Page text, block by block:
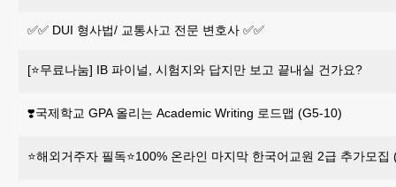
✅✅ DUI 형사법/ 교통사고 전문 변호사 ✅✅
[⭐무료나눔] IB 파이널, 시험지와 답지만 보고 끝내실 건가요?
❣️국제학교 GPA 올리는 Academic Writing 로드맵 (G5-10)
⭐해외거주자 필독⭐100% 온라인 마지막 한국어교원 2급 추가모집